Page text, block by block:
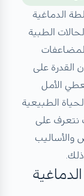
الدماغية
الطبية
القدرة على
الأمل
الطبيعية
نتعرف على
والأساليب